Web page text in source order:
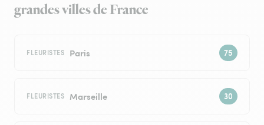
grandes villes de France
FLEURISTES Paris
FLEURISTES Marseille